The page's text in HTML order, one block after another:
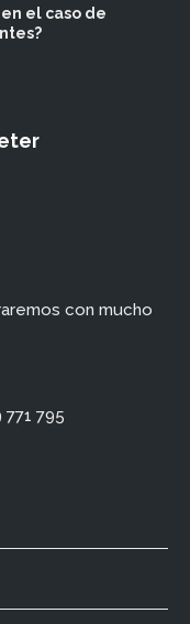
el caso de
con mucho
771 795